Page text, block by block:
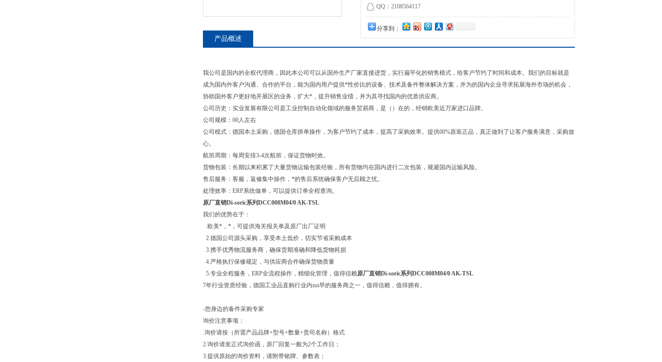
QQ：2108564117
分享到：
产品概述
我公司是国内的全权代理商，因此本公司可以从国外生产厂家直接进货，实行扁平化的销售模式，给客户节约了时间和成本。我们的目标就是
成为国内外客户沟通、合作的平台，能为国内用户提供*性价比的设备、技术及备件整体解决方案，并为的国内企业寻求拓展海外市场的机会，
协助国外客户更好地开展区的业务，扩大*，提升销售业绩，并为其寻找国内的优质供应商。
公司历史：实业发展有限公司是工业控制自动化领域的服务贸易商，是（）在的，经销欧美近万家进口品牌。
公司规模：00人左右
公司模式：德国本土采购，德国仓库拼单操作，为客户节约了成本，提高了采购效率。提供00%原装正品，真正做到了让客户服务满意，采购放
心。
航班周期：每周安排3-4次航班，保证货物时效。
货物包装：长期以来积累了大量货物运输包装经验，所有货物均在国内进行二次包装，规避国内运输风险。
售后服务：客服，返修集中操作，*的售后系统确保客户无后顾之忧。
处理效率：ERP系统做单，可以提供订单全程查询。
原厂直销Di-soric系列DCC008M04/0 AK-TSL
我们的优势在于：
.欧美*，*，可提供海关报关单及原厂出厂证明
2.德国公司源头采购，享受本土低价，切实节省采购成本
3.携手优秀物流服务商，确保货期准确和降低货物耗损
4.严格执行保修规定，与供应商合作确保货物质量
5.专业全程服务，ERP全流程操作，精细化管理，值得信赖原厂直销Di-soric系列DCC008M04/0 AK-TSL
7年行业资质经验，德国工业品直购行业内zui早的服务商之一，值得信赖，值得拥有。
-您身边的备件采购专家
询价注意事项：
.询价请按（所需产品品牌+型号+数量+贵司名称）格式
2.询价请发正式询价函，原厂回复一般为2个工作日；
3.提供原始的询价资料，请附带铭牌、参数表；